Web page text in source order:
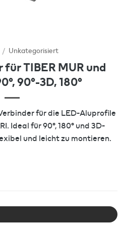
/ Unkategorisiert
TIBER MUR und
90°-3D, 180°
für die LED-Aluprofile
Ideal für 90°, 180° und 3D-
und leicht zu montieren.